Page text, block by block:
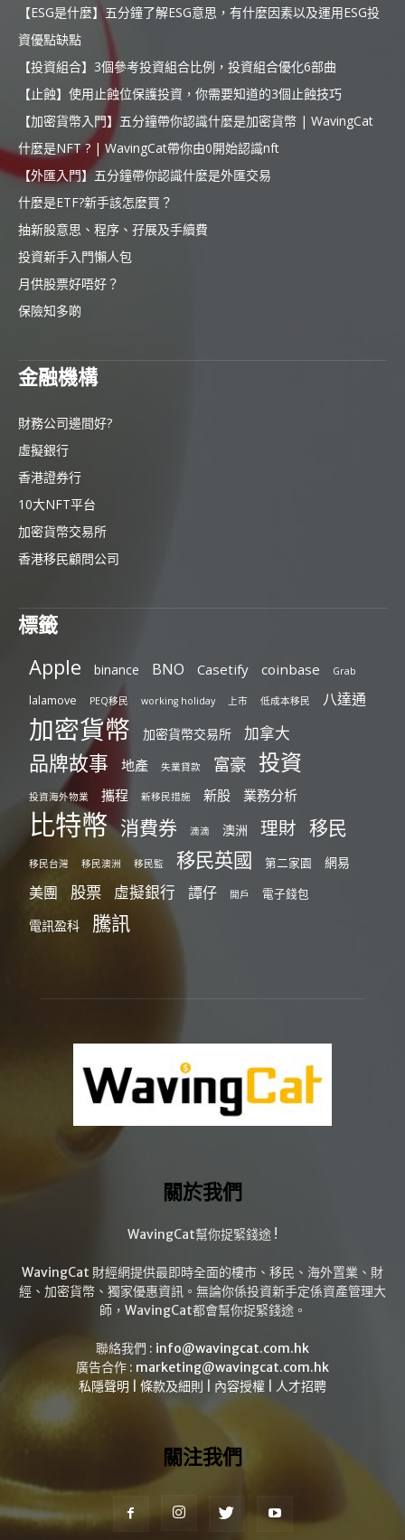
【ESG是什麼】五分鐘了解ESG意思，有什麼因素以及運用ESG投
資優點缺點
【投資組合】3個參考投資組合比例，投資組合優化6部曲
【止蝕】使用止蝕位保護投資，你需要知道的3個止蝕技巧
【加密貨幣入門】五分鐘帶你認識什麼是加密貨幣 | WavingCat
什麼是NFT ? | WavingCat帶你由0開始認識nft
【外匯入門】五分鐘帶你認識什麼是外匯交易
什麼是ETF?新手該怎麼買？
抽新股意思、程序、孖展及手續費
投資新手入門懶人包
月供股票好唔好？
保險知多啲
金融機構
財務公司邊間好?
虛擬銀行
香港證券行
10大NFT平台
加密貨幣交易所
香港移民顧問公司
標籤
Apple binance BNO Casetify coinbase Grab
lalamove PEQ移民 working holiday 上市 低成本移民 八達通
加密貨幣 加密貨幣交易所 加拿大
品牌故事 地產 失業貸款 富豪 投資
投資海外物業 攜程 新移民措施 新股 業務分析
比特幣 消費券 滴滴 澳洲 理財 移民
移民台灣 移民澳洲 移民監 移民英國 第二家園 網易
美團 股票 虛擬銀行 譚仔 開戶 電子錢包
電訊盈科 騰訊
關於我們
WavingCat幫你捉緊錢途 !
WavingCat 財經網提供最即時全面的樓市、移民、海外置業、財
經、加密貨幣、獨家優惠資訊。無論你係投資新手定係資產管理大
師，WavingCat都會幫你捉緊錢途。
聯絡我們 : info@wavingcat.com.hk
廣告合作 : marketing@wavingcat.com.hk
私隱聲明
條款及細則 內容授權 人才招聘
關注我們